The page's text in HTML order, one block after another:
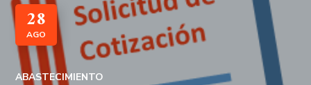
28
AGO
ABASTECIMIENTO